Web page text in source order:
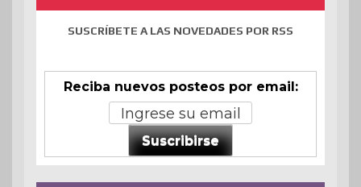
SUSCRÍBETE A LAS NOVEDADES POR RSS
Reciba nuevos posteos por email:
Suscribirse